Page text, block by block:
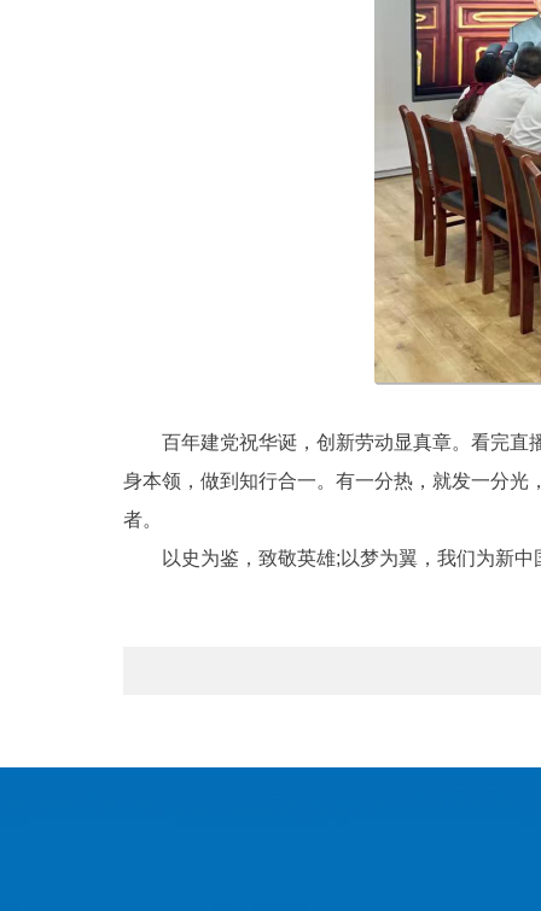
百年建党祝华诞，创新劳动显真章。看完直
身本领，做到知行合一。有一分热，就发一分
者。
以史为鉴，致敬英雄;以梦为翼，我们为新